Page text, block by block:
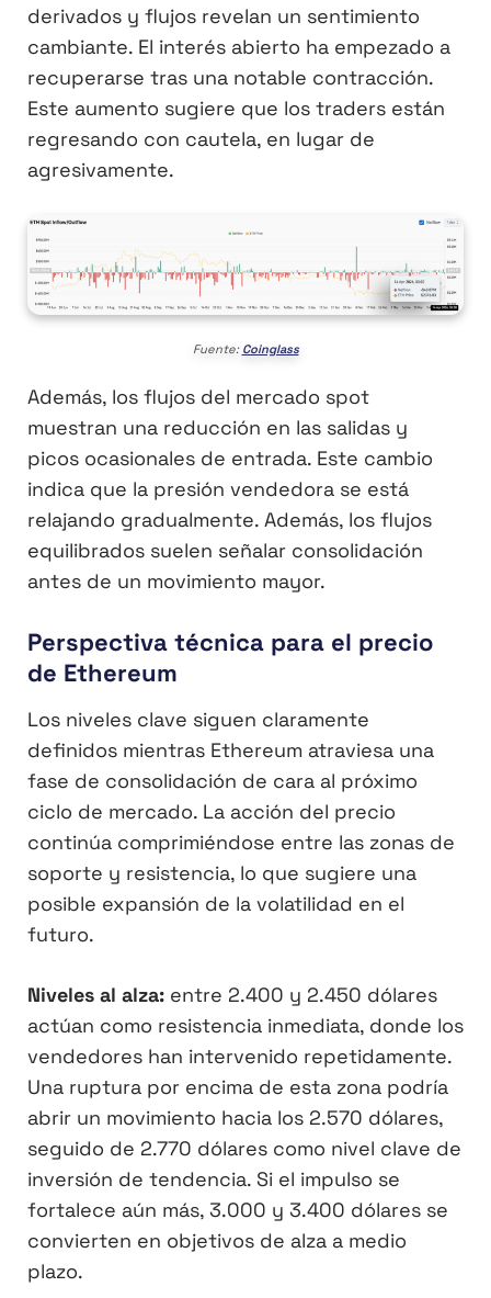
derivados y flujos revelan un sentimiento
cambiante. El interés abierto ha empezado a
recuperarse tras una notable contracción.
Este aumento sugiere que los traders están
regresando con cautela, en lugar de
agresivamente.
Fuente: Coinglass
Además, los flujos del mercado spot
muestran una reducción en las salidas y
picos ocasionales de entrada. Este cambio
indica que la presión vendedora se está
relajando gradualmente. Además, los flujos
equilibrados suelen señalar consolidación
antes de un movimiento mayor.
Perspectiva técnica para el precio
de Ethereum
Los niveles clave siguen claramente
definidos mientras Ethereum atraviesa una
fase de consolidación de cara al próximo
ciclo de mercado. La acción del precio
continúa comprimiéndose entre las zonas de
soporte y resistencia, lo que sugiere una
posible expansión de la volatilidad en el
futuro.
Niveles al alza: entre 2.400 y 2.450 dólares
actúan como resistencia inmediata, donde los
vendedores han intervenido repetidamente.
Una ruptura por encima de esta zona podría
abrir un movimiento hacia los 2.570 dólares,
seguido de 2.770 dólares como nivel clave de
inversión de tendencia. Si el impulso se
fortalece aún más, 3.000 y 3.400 dólares se
convierten en objetivos de alza a medio
plazo.